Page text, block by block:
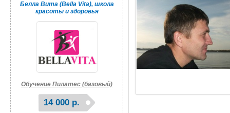
Белла Вита (Bella Vita), школа
красоты и здоровья
Обучение Пилатес (базовый)
14 000 р.